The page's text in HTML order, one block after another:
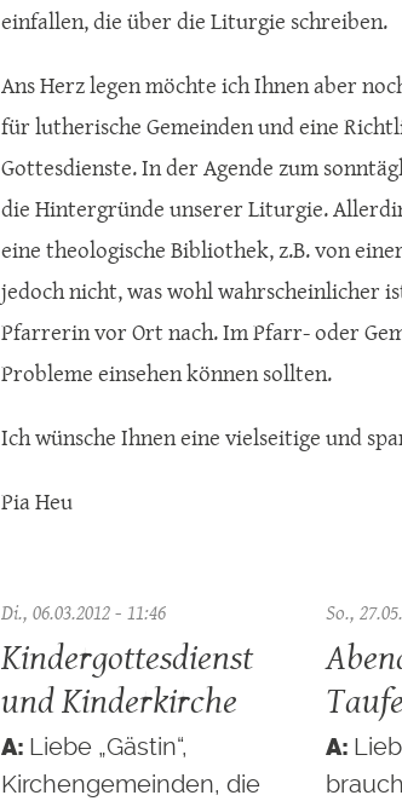
einfallen, die über die Liturgie schreiben.
Ans Herz legen möchte ich Ihnen aber
für lutherische Gemeinden und eine
Gottesdienste. In der Agende zum
die Hintergründe unserer Liturgie.
eine theologische Bibliothek, z.B. von
jedoch nicht, was wohl wahrscheinlicher
Pfarrerin vor Ort nach. Im Pfarr- oder
Probleme einsehen können sollten.
Ich wünsche Ihnen eine vielseitige und
Pia Heu
Di., 06.03.2012 - 11:46
Kindergottesdienst
und Kinderkirche
Liebe „Gästin“,
Kirchengemeinden, die
So.,